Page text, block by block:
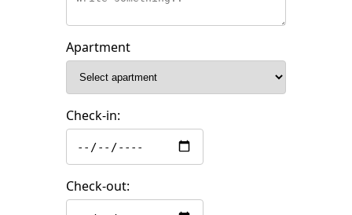
Apartment
Check-in:
Check-out: